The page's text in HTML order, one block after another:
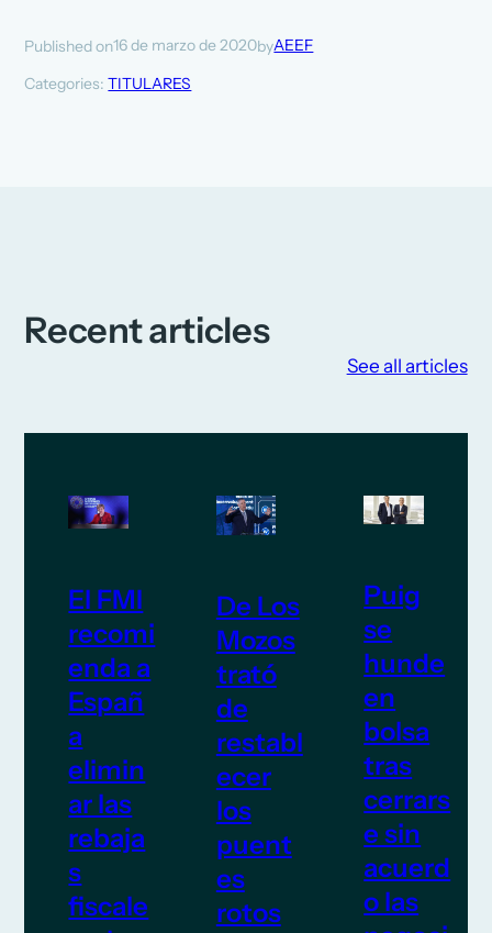
Published on16 de marzo de 2020byAEEF
Categories:TITULARES
Recent articles
See all articles
El FMI
recomi
enda a
Españ
a
elimin
ar las
rebaja
s
fiscale
De Los
Mozos
trató
de
restabl
ecer
los
puent
es
rotos
Puig
se
hunde
en
bolsa
tras
cerrars
e sin
acuerd
o las